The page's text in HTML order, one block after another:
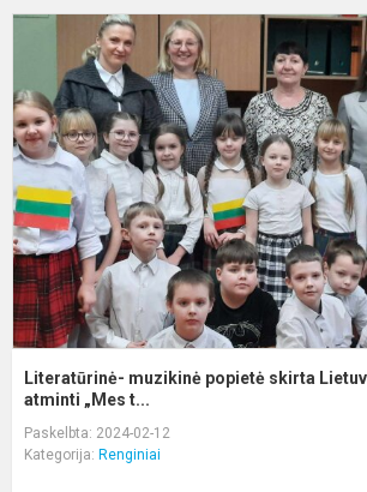
Literatūrinė- muzikinė popietė skirta
atminti „Mes t...
Paskelbta: 2024-02-12
Kategorija: Renginiai